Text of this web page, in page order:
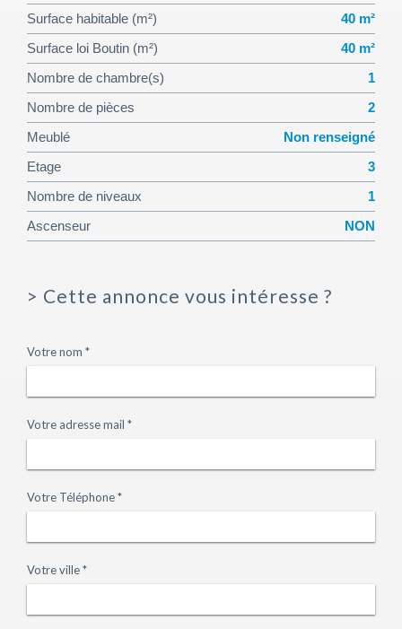
Surface habitable (m²) 40 m²
Surface loi Boutin (m²) 40 m²
Nombre de chambre(s) 1
Nombre de pièces 2
Meublé Non renseigné
Etage 3
Nombre de niveaux 1
Ascenseur NON
> Cette annonce vous intéresse ?
Votre nom *
Votre adresse mail *
Votre Téléphone *
Votre ville *